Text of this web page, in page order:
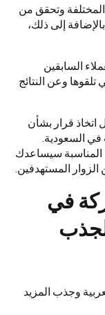
وتحقق من
إلى ذلك،
السابقين
وعن النتائج
اتخاذ قرار بشأن
في السعودية.
المناسبة سيساعدك
المستهدفين.
في
وجذب المزيد